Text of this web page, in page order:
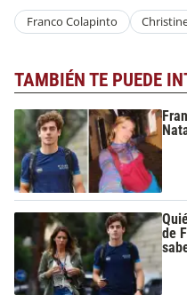
Franco Colapinto
TAMBIÉN TE PUEDE
de